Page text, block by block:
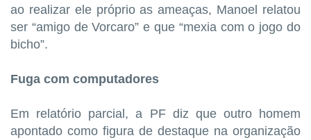
ao realizar ele próprio as ameaças, Manoel relatou
ser “amigo de Vorcaro” e que “mexia com o jogo do
bicho”.
Fuga com computadores
Em relatório parcial, a PF diz que outro homem
apontado como figura de destaque na organização